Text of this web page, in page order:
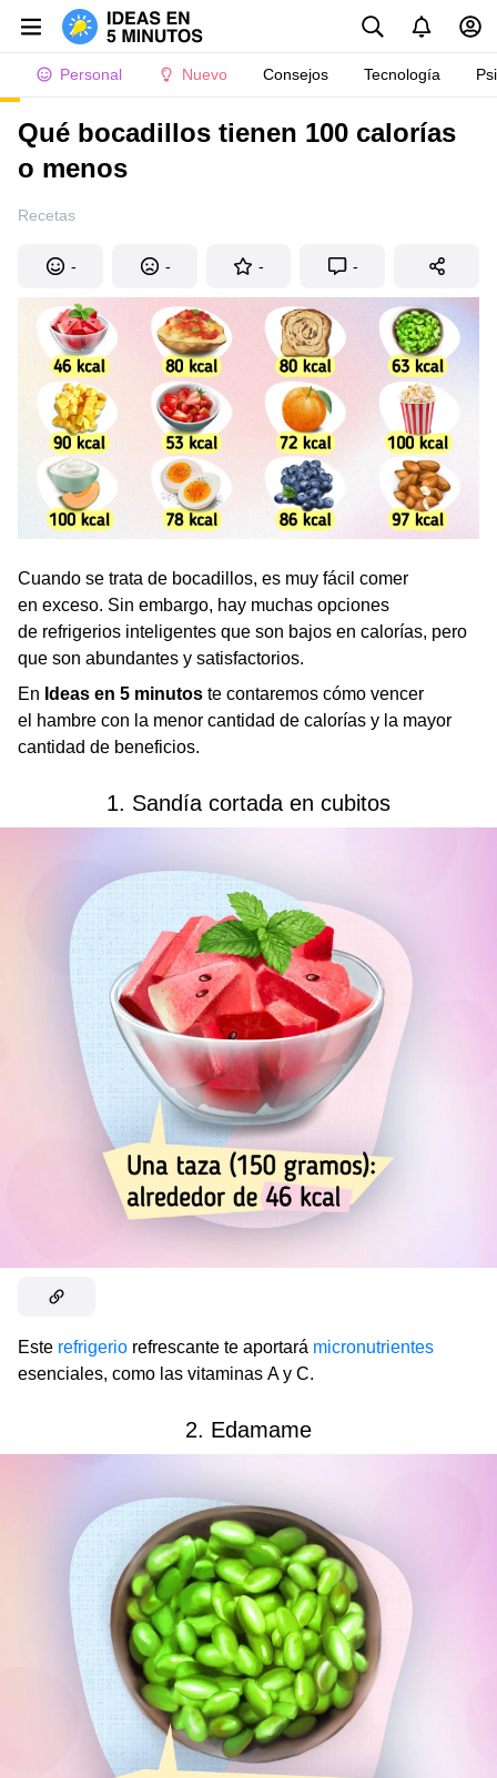
Personal Nuevo Consejos Tecnología
Qué bocadillos tienen 100 calorías
o menos
Recetas
- - - -
Cuando se trata de bocadillos, es muy fácil comer
en exceso. Sin embargo, hay muchas opciones
de refrigerios inteligentes que son bajos en calorías, pero
que son abundantes y satisfactorios.
En Ideas en 5 minutos te contaremos cómo vencer
el hambre con la menor cantidad de calorías y la mayor
cantidad de beneficios.
1. Sandía cortada en cubitos
Este refrigerio refrescante te aportará micronutrientes
esenciales, como las vitaminas A y C.
2. Edamame